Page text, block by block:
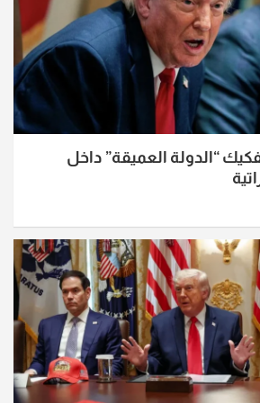
“الدولة العميقة” داخل